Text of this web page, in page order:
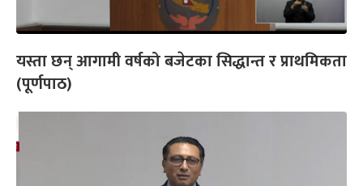
यस्ता छन् आगामी वर्षको बजेटका सिद्धान्त र प्राथमिकता
(पूर्णपाठ)